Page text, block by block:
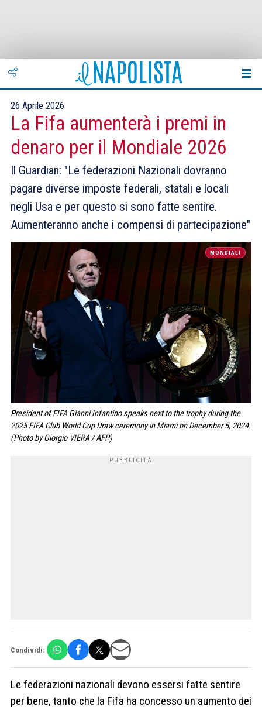
26 Aprile 2026
La Fifa aumenterà i premi in
denaro per il Mondiale 2026
Il Guardian: "Le federazioni Nazionali dovranno
pagare diverse imposte federali, statali e locali
negli Usa e per questo si sono fatte sentire.
Aumenteranno anche i compensi di partecipazione"
MONDIALI
President of FIFA Gianni Infantino speaks next to the trophy during the
2025 FIFA Club World Cup Draw ceremony in Miami on December 5, 2024.
(Photo by Giorgio VIERA / AFP)
Condividi:
Le federazioni nazionali devono essersi fatte sentire
per bene, tanto che la Fifa ha concesso un aumento dei